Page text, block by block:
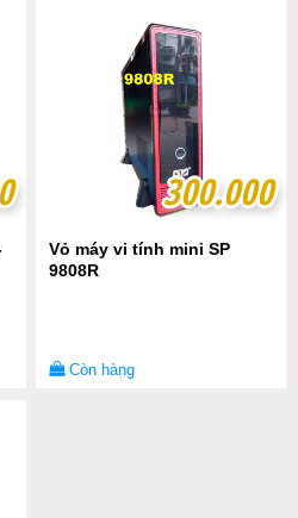
300.000
300.000
Vỏ máy vi tính mini SP
9808R
Còn hàng